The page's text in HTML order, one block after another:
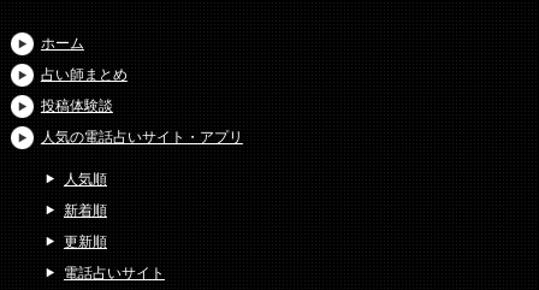
ホーム
占い師まとめ
投稿体験談
人気の電話占いサイト・アプリ
人気順
新着順
更新順
電話占いサイト